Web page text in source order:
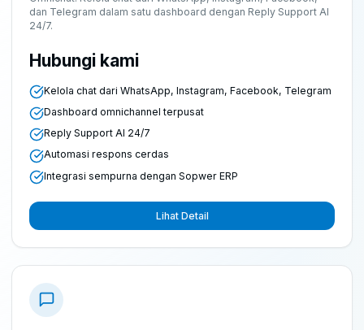
dan Telegram dalam satu dashboard dengan Reply Support AI
24/7.
Hubungi kami
Kelola chat dari WhatsApp, Instagram, Facebook, Telegram
Dashboard omnichannel terpusat
Reply Support AI 24/7
Automasi respons cerdas
Integrasi sempurna dengan Sopwer ERP
Lihat Detail